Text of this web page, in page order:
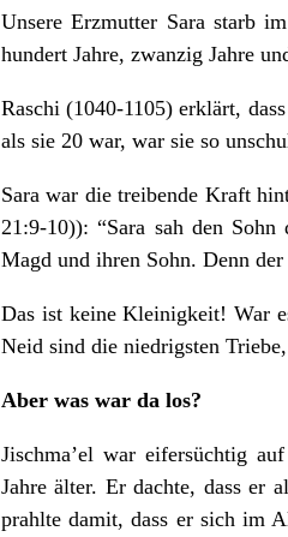
Unsere Erzmutter Sara starb
hundert Jahre, zwanzig Jahre
Raschi (1040-1105) erklärt,
als sie 20 war, war sie so
Sara war die treibende Kraft
21:9-10)): “Sara sah den
Magd und ihren Sohn. Denn
Das ist keine Kleinigkeit! War
Neid sind die niedrigsten
Aber was war da los?
Jischma’el war eifersüchtig
Jahre älter. Er dachte, dass er
prahlte damit, dass er sich im